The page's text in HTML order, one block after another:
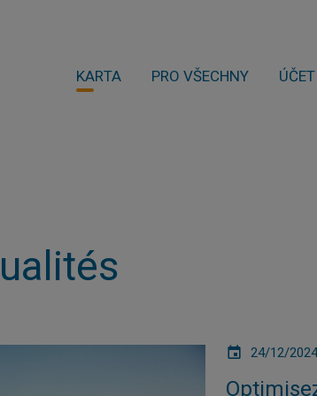
KARTA PRO VŠECHNY ÚČET
24/12/2024